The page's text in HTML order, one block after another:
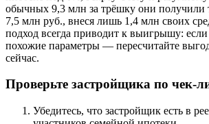
обычных 9,3 млн за трёшку они получили
7,5 млн руб., внеся лишь 1,4 млн своих
подход всегда приводит к выигрышу:
похожие параметры — пересчитайте
сейчас.
Проверьте застройщика по чек-
Убедитесь, что застройщик есть в